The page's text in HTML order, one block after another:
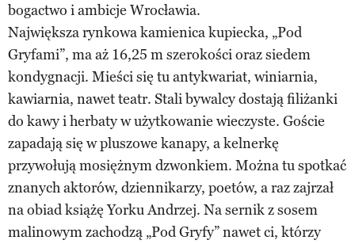
bogactwo i ambicje Wrocławia.
Największa rynkowa kamienica kupiecka, „Pod
Gryfami”, ma aż 16,25 m szerokości oraz siedem
kondygnacji. Mieści się tu antykwariat, winiarnia,
kawiarnia, nawet teatr. Stali bywalcy dostają filiżanki
do kawy i herbaty w użytkowanie wieczyste. Goście
zapadają się w pluszowe kanapy, a kelnerkę
przywołują mosiężnym dzwonkiem. Można tu spotkać
znanych aktorów, dziennikarzy, poetów, a raz zajrzał
na obiad książę Yorku Andrzej. Na sernik z sosem
malinowym zachodzą „Pod Gryfy” nawet ci, którzy